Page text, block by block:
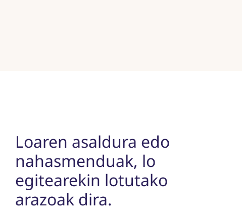
Loaren asaldura edo
nahasmenduak, lo
egitearekin lotutako
arazoak dira.